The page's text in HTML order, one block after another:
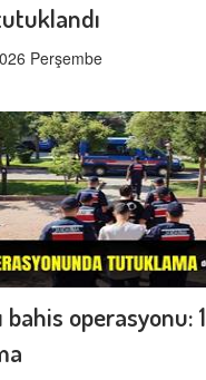
Perşembe
bahis operasyonu: 1